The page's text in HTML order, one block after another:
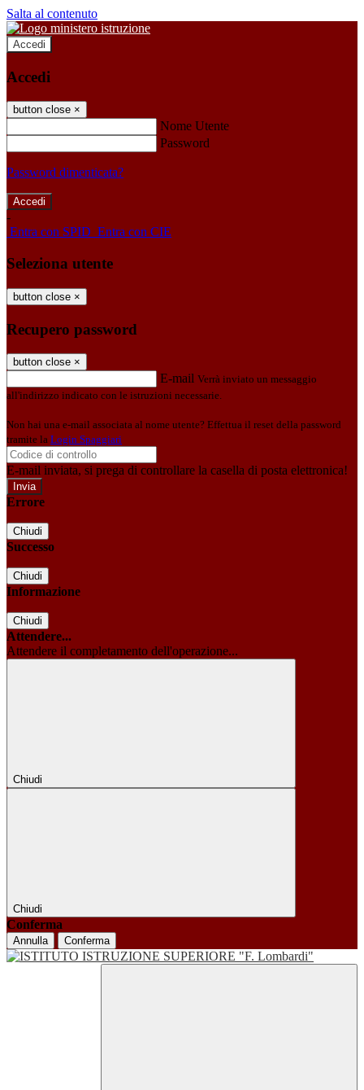
Salta al contenuto
Accedi
Accedi
button close ×
Nome Utente
Password
Password dimenticata?
-
Entra con SPID Entra con CIE
Seleziona utente
button close ×
Recupero password
button close ×
E-mail Verrà inviato un messaggio
all'indirizzo indicato con le istruzioni necessarie.
Non hai una e-mail associata al nome utente? Effettua il reset della password
tramite la Login Spaggiari
E-mail inviata, si prega di controllare la casella di posta elettronica!
Errore
Chiudi
Successo
Chiudi
Informazione
Chiudi
Attendere...
Attendere il completamento dell'operazione...
Chiudi
Chiudi
Conferma
Annulla Conferma